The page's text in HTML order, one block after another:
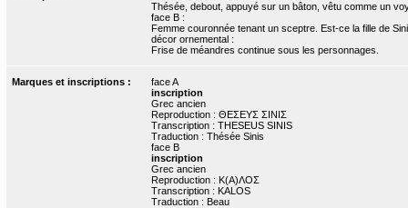
Thésée, debout, appuyé sur un bâton, vêtu comme un
face B :
Femme couronnée tenant un sceptre. Est-ce la fille de
décor ornemental :
Frise de méandres continue sous les personnages.
Marques et inscriptions :
face A
inscription
Grec ancien
Reproduction : ΘΕΣΕΥΣ ΣΙΝΙΣ
Transcription : THESEUS SINIS
Traduction : Thésée Sinis
face B
inscription
Grec ancien
Reproduction : Κ(Α)ΛΟΣ
Transcription : KALOS
Traduction : Beau